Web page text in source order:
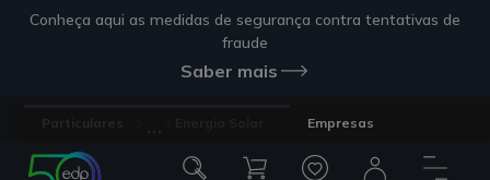
Conheça aqui as medidas de segurança contra tentativas de
fraude
Saber mais
Empresas